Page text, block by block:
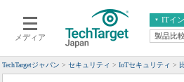
メディア
ITイ
クラウド エンタープラ
ERP
製品比較
TechTargetジャパン セキュリティ IoTセキュリティ